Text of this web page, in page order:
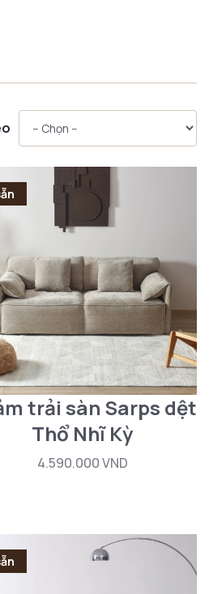
trải sàn Sarps dệt
Thổ Nhĩ Kỳ
4.590.000 VND